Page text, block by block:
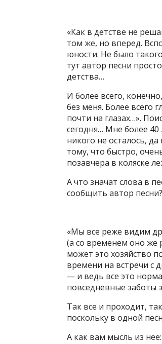
«Как в детстве не
том же, но вперед.
юности. Не было
тут автор песни
детства…
И более всего,
без меня. Более всего
почти на глазах…».
сегодня… Мне более
никого не осталось,
тому, что быстро,
позавчера в коляске
А что значат слова в
сообщить автор
«Мы все реже видим
(а со временем оно же
может это хозяйство
времени на встречи с
— и ведь все это
повседневные заботы
Так все и проходит,
поскольку в одной
А как вам мысль из